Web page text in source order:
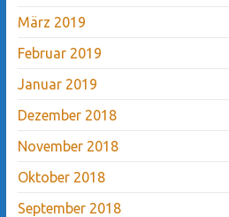
März 2019
Februar 2019
Januar 2019
Dezember 2018
November 2018
Oktober 2018
September 2018